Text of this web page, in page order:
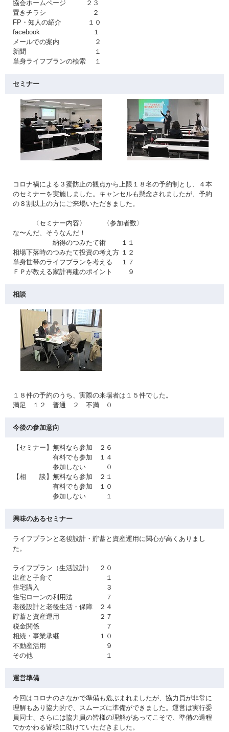
協会ホームページ ２３
置きチラシ ２
FP・知人の紹介 １０
facebook １
メールでの案内 ２
新聞 １
単身ライフプランの検索 １
セミナー
コロナ禍による３蜜防止の観点から上限１８名の予約制とし、４本
のセミナーを実施しました。キャンセルも懸念されましたが、予約
の８割以上の方にご来場いただきました。
〈セミナー内容〉 〈参加者数〉
な〜んだ、そうなんだ！
納得のつみたて術 １１
相場下落時のつみたて投資の考え方 １２
単身世帯のライフプランを考える １７
ＦＰが教える家計再建のポイント ９
相談
１８件の予約のうち、実際の来場者は１５件でした。
満足 １２ 普通 ２ 不満 ０
今後の参加意向
【セミナー】無料なら参加 ２６
有料でも参加 １４
参加しない ０
【相 談】無料なら参加 ２１
有料でも参加 １０
参加しない １
興味のあるセミナー
ライフプランと老後設計・貯蓄と資産運用に関心が高くありまし
た。
ライフプラン（生活設計） ２０
出産と子育て １
住宅購入 ３
住宅ローンの利用法 ７
老後設計と老後生活・保障 ２４
貯蓄と資産運用 ２７
税金関係 ７
相続・事業承継 １０
不動産活用 ９
その他 １
運営準備
今回はコロナのさなかで準備も危ぶまれましたが、協力員が非常に
理解もあり協力的で、スムーズに準備ができました。運営は実行委
員同士、さらには協力員の皆様の理解があってこそで、準備の過程
でかかわる皆様に助けていただきました。